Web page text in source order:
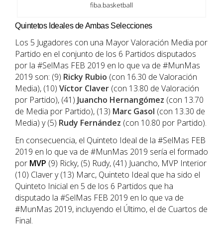
fiba.basketball
Quintetos Ideales de Ambas Selecciones
Los 5 Jugadores con una Mayor Valoración Media por
Partido en el conjunto de los 6 Partidos disputados
por la #SelMas FEB 2019 en lo que va de #MunMas
2019 son: (9) Ricky Rubio (con 16.30 de Valoración
Media), (10) Víctor Claver (con 13.80 de Valoración
por Partido), (41) Juancho Hernangómez (con 13.70
de Media por Partido), (13) Marc Gasol (con 13.30 de
Media) y (5) Rudy Fernández (con 10.80 por Partido).
En consecuencia, el Quinteto Ideal de la #SelMas FEB
2019 en lo que va de #MunMas 2019 sería el formado
por MVP (9) Ricky, (5) Rudy, (41) Juancho, MVP Interior
(10) Claver y (13) Marc, Quinteto Ideal que ha sido el
Quinteto Inicial en 5 de los 6 Partidos que ha
disputado la #SelMas FEB 2019 en lo que va de
#MunMas 2019, incluyendo el Último, el de Cuartos de
Final.